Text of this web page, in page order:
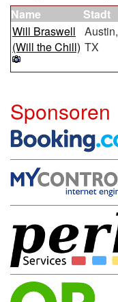
Name Stadt
Will Braswell
(‎Will the Chill‎)
Austin,
TX
Sponsoren